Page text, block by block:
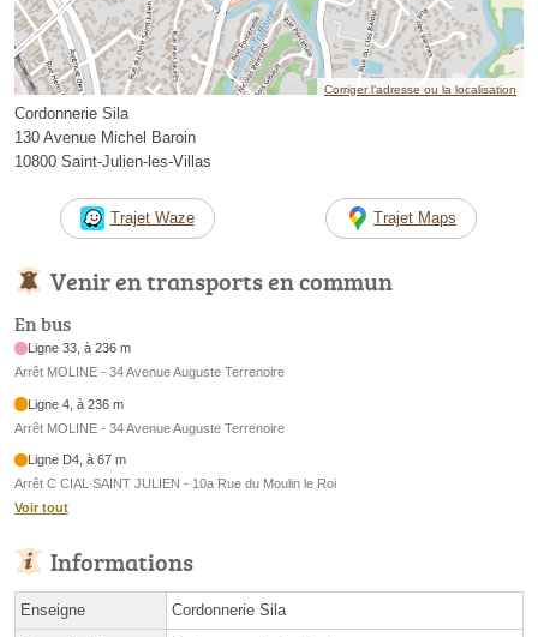
Corriger l’adresse ou la localisation
Cordonnerie Sila
130 Avenue Michel Baroin
10800 Saint-Julien-les-Villas
Trajet Waze Trajet Maps
Venir en transports en commun
En bus
Ligne 33, à 236 m
Arrêt MOLINE - 34 Avenue Auguste Terrenoire
Ligne 4, à 236 m
Arrêt MOLINE - 34 Avenue Auguste Terrenoire
Ligne D4, à 67 m
Arrêt C CIAL SAINT JULIEN - 10a Rue du Moulin le Roi
Voir tout
Informations
Enseigne Cordonnerie Sila